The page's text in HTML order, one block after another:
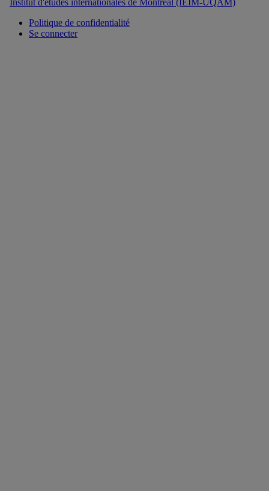
Politique de confidentialité
Se connecter